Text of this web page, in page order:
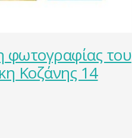
φωτογραφίας του
Κοζάνης 14